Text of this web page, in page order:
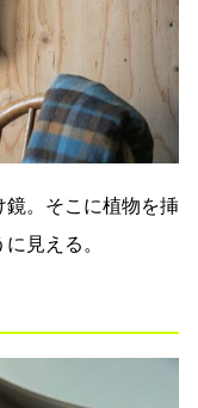
。そこに植物を挿
見える。